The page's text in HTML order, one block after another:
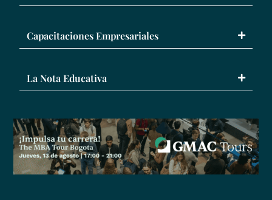
Capacitaciones Empresariales
La Nota Educativa